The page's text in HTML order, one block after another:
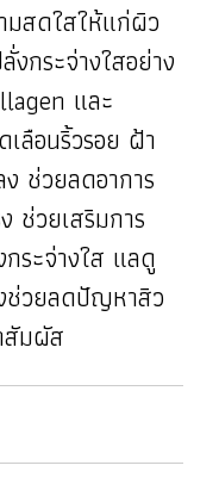
มสดใสให้แก่ผิว
กระจ่างใสอย่าง
และ
ลือนริ้วรอย ฝ้า
ช่วยลดอาการ
ช่วยเสริมการ
ระจ่างใส แลดู
ช่วยลดปัญหาสิว
สัมผัส